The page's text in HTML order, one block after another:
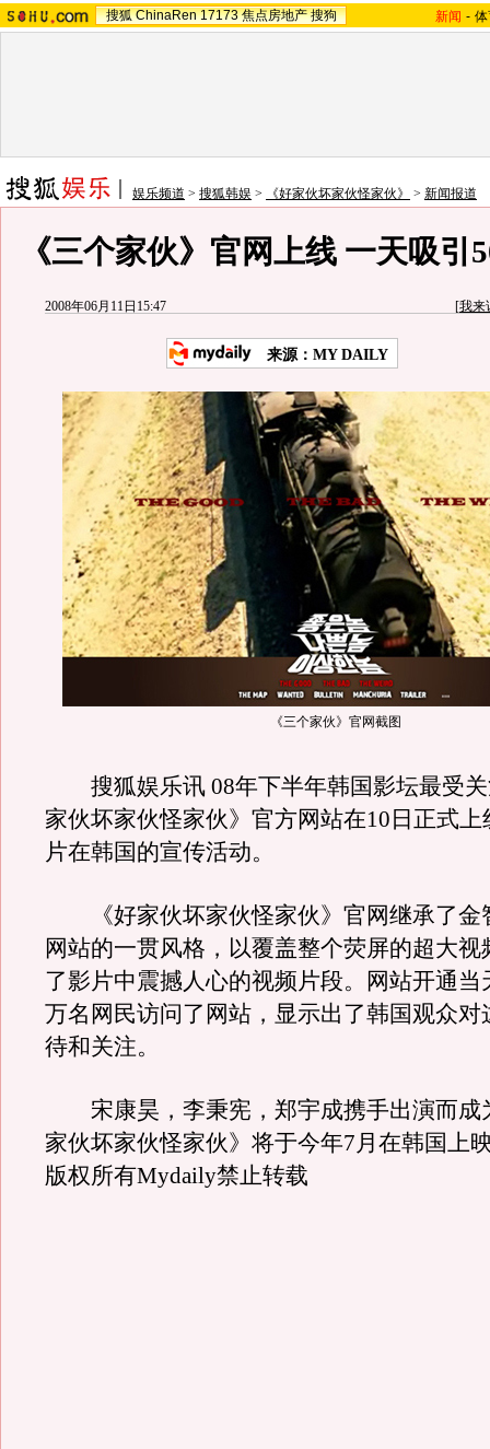
搜狐 ChinaRen 17173 焦点房地产 搜狗 新闻 -
娱乐频道 > 搜狐韩娱 > 《好家伙坏家伙怪家伙》 > 新闻报道
《三个家伙》官网上线 一天吸引
2008年06月11日15:47 [我来
来源：MY DAILY
《三个家伙》官网截图
搜狐娱乐讯 08年下半年韩国影坛最受关
家伙坏家伙怪家伙》官方网站在10日正式
片在韩国的宣传活动。
《好家伙坏家伙怪家伙》官网继承了金
网站的一贯风格，以覆盖整个荧屏的超大视
了影片中震撼人心的视频片段。网站开通当
万名网民访问了网站，显示出了韩国观众对
待和关注。
宋康昊，李秉宪，郑宇成携手出演而成
家伙坏家伙怪家伙》将于今年7月在韩国上
版权所有Mydaily禁止转载